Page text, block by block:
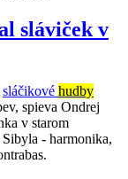
sláviček v
sláčikové hudby
spieva Ondrej
v starom
- harmonika,